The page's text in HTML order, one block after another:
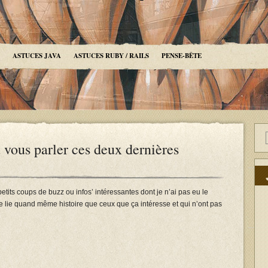
ASTUCES JAVA ASTUCES RUBY / RAILS PENSE-BÊTE
parler ces deux dernières
coups de buzz ou infos’ intéressantes dont je n’ai pas eu le
lie quand même histoire que ceux que ça intéresse et qui n’ont pas